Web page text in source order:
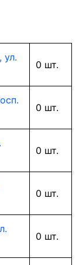
ул.
0 шт.
0 шт.
0 шт.
0 шт.
0 шт.